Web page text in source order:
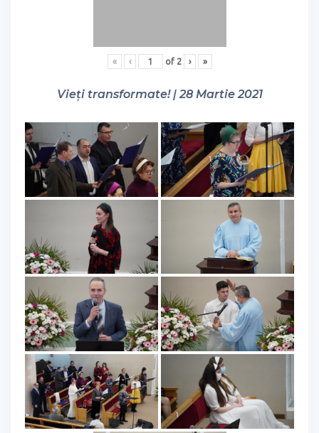
« ‹ of 2 › »
Vieți transformate! | 28 Martie 2021